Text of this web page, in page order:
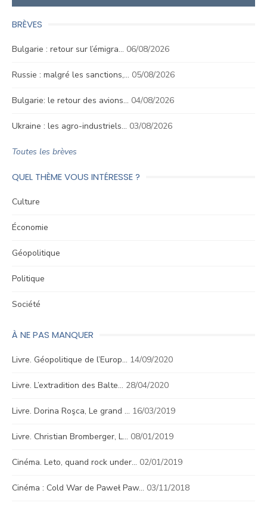
BRÈVES
Bulgarie : retour sur l’émigra… 06/08/2026
Russie : malgré les sanctions,… 05/08/2026
Bulgarie: le retour des avions… 04/08/2026
Ukraine : les agro-industriels… 03/08/2026
Toutes les brèves
QUEL THÈME VOUS INTÉRESSE ?
Culture
Économie
Géopolitique
Politique
Société
À NE PAS MANQUER
Livre. Géopolitique de l’Europ… 14/09/2020
Livre. L’extradition des Balte… 28/04/2020
Livre. Dorina Roşca, Le grand … 16/03/2019
Livre. Christian Bromberger, L… 08/01/2019
Cinéma. Leto, quand rock under… 02/01/2019
Cinéma : Cold War de Paweł Paw… 03/11/2018